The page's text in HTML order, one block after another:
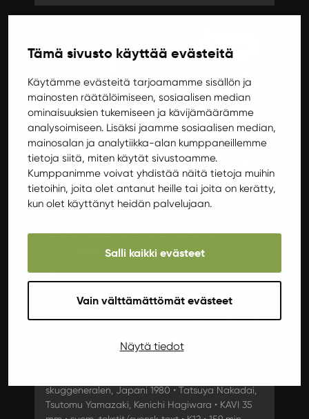
Tämä sivusto käyttää evästeitä
Käytämme evästeitä tarjoamamme sisällön ja
mainosten räätälöimiseen, sosiaalisen median
ominaisuuksien tukemiseen ja kävijämäärämme
analysoimiseen. Lisäksi jaamme sosiaalisen median,
mainosalan ja analytiikka-alan kumppaneillemme
tietoja siitä, miten käytät sivustoamme.
Kumppanimme voivat yhdistää näitä tietoja muihin
tietoihin, joita olet antanut heille tai joita on kerätty,
kun olet käyttänyt heidän palvelujaan.
Salli kaikki evästeet
Vain välttämättömät evästeet
Näytä tiedot
Elokuvat
Maanantai 17.10.2022 18:00
KAVI-aluesarja: Kagemusha –
Varjokenraali
KAVI -aluesarjan näytökset joka toinen
alakerrassa osoitteessa Keskussairaalantie 2.
Ovet puoli tuntia ennen näytöstä. Liput 6€, ovella
skuggeneralen, Japani 1980 • Tatsuya Nakadai,
Tsutomu Yamazaki, Kenichi Hagiwara • KAVI 35